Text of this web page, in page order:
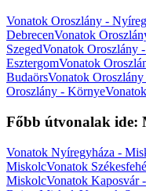
Vonatok Oroszlány -
DebrecenVonatok
SzegedVonatok Oroszlány
EsztergomVonatok
BudaörsVonatok Oroszlány
Oroszlány - Környe
Főbb útvonalak ide:
Vonatok Nyíregyháza -
MiskolcVonatok
MiskolcVonatok Kaposvár